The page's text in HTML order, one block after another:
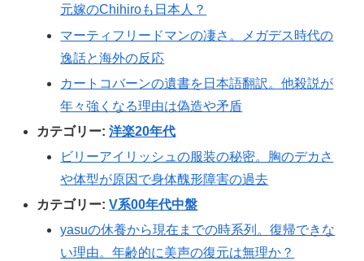
元嫁のChihiroも日本人？
マーティフリードマンの凄さ。メガデス時代の
逸話と海外の反応
カートコバーンの遺書を日本語翻訳。他殺説が
年々強くなる理由は偽造や矛盾
カテゴリー:洋楽20年代
ビリーアイリッシュの服装の秘密。胸のデカさ
や体型が原因で身体醜形障害の過去
カテゴリー:V系00年代中盤
yasuの休養から現在までの時系列。復帰できな
い理由。年齢的に美声の復元は無理か？